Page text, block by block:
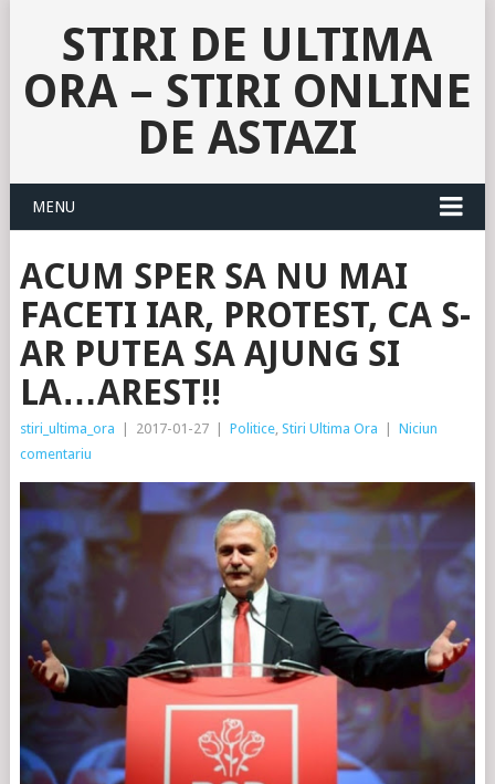
STIRI DE ULTIMA
ORA – STIRI ONLINE
DE ASTAZI
MENU
ACUM SPER SA NU MAI
FACETI IAR, PROTEST, CA S-
AR PUTEA SA AJUNG SI
LA…AREST!!
stiri_ultima_ora 2017-01-27 Politice, Stiri Ultima Ora
Niciun
comentariu